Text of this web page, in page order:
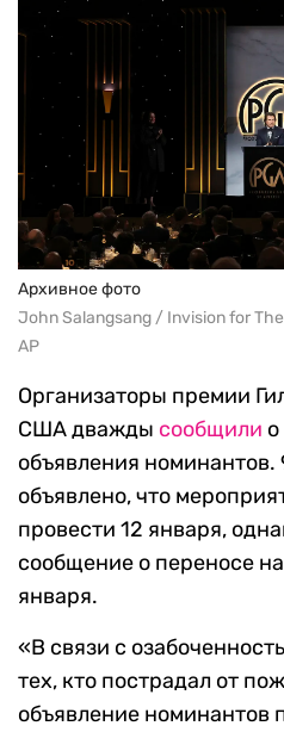
Архивное фото
John Salangsang / Invision for
AP
Организаторы премии
США дважды сообщили
объявления номинантов.
объявлено, что
провести 12 января,
сообщение о переносе
января.
«В связи с
тех, кто пострадал от
объявление